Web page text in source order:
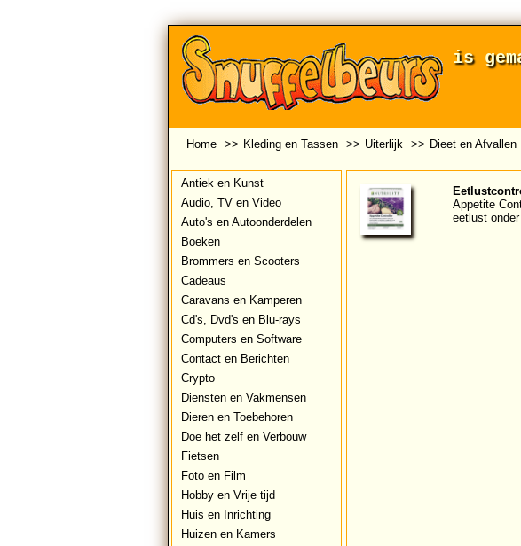
is
Home >> Kleding en Tassen >> Uiterlijk >> Dieet en Afvallen
Antiek en Kunst
Audio, TV en Video
Auto's en Autoonderdelen
Boeken
Brommers en Scooters
Cadeaus
Caravans en Kamperen
Cd's, Dvd's en Blu-rays
Computers en Software
Contact en Berichten
Crypto
Diensten en Vakmensen
Dieren en Toebehoren
Doe het zelf en Verbouw
Fietsen
Foto en Film
Hobby en Vrije tijd
Huis en Inrichting
Huizen en Kamers
Appetite
eetlust